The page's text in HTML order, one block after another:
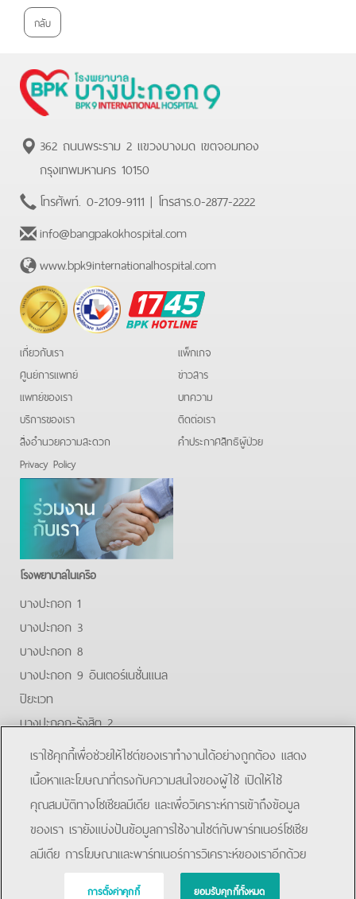
กลับ
362 ถนนพระราม 2 แขวงบางมด เขตจอมทอง
กรุงเทพมหานคร 10150
โทรศัพท์. 0-2109-9111 | โทรสาร.0-2877-2222
info@bangpakokhospital.com
www.bpk9internationalhospital.com
BPK
Hotline
เกี่ยวกับเรา
ศูนย์การแพทย์
แพทย์ของเรา
บริการของเรา
สิ่งอำนวยความสะดวก
Privacy Policy
แพ็กเกจ
ข่าวสาร
บทความ
ติดต่อเรา
คําประกาศสิทธิผู้ป่วย
โรงพยาบาลในเครือ
บางปะกอก 1
บางปะกอก 3
บางปะกอก 8
บางปะกอก 9 อินเตอร์เนชั่นแนล
ปิยะเวท
บางปะกอก-รังสิต 2
บางปะกอกสมุทรปราการ
FacebookYoutubeLine
โรงพยาบาลบางปะกอก 9 อินเตอร์เนชั่นแนล
Copyright © 2019 Bangpakok Hospital All rights reserved.
เราใช้คุกกี้เพื่อช่วยให้ไซต์ของเราทำงานได้อย่างถูกต้อง แสดง
เนื้อหาและโฆษณาที่ตรงกับความสนใจของผู้ใช้ เปิดให้ใช้
คุณสมบัติทางโซเชียลมีเดีย และเพื่อวิเคราะห์การเข้าถึงข้อมูล
ของเรา เรายังแบ่งปันข้อมูลการใช้งานไซต์กับพาร์ทเนอร์โซเชีย
ลมีเดีย การโฆษณาและพาร์ทเนอร์การวิเคราะห์ของเราอีกด้วย
การตั้งค่าคุกกี้ ยอมรับคุกกี้ทั้งหมด